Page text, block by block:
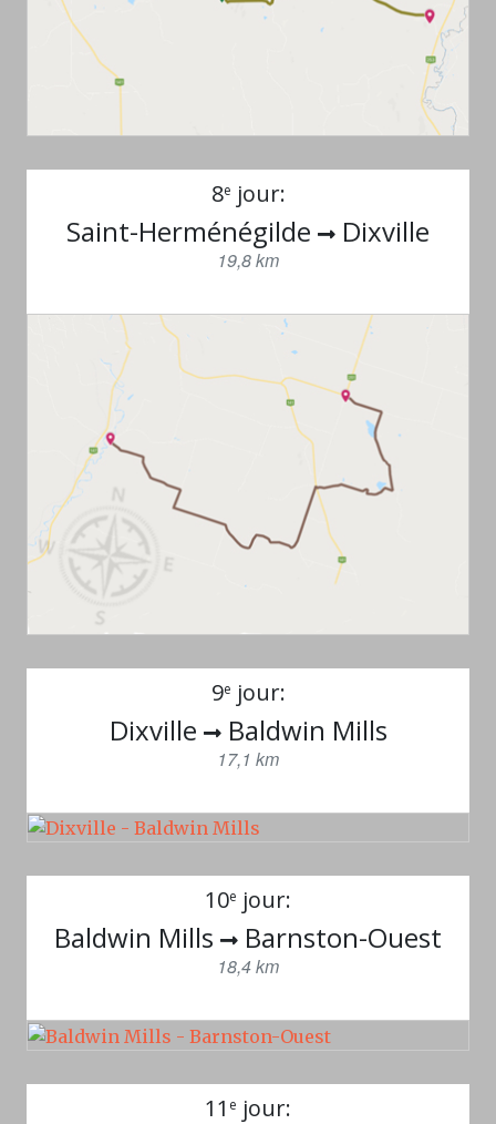
8e jour:
Saint-Herménégilde Dixville
19,8 km
9e jour:
Dixville Baldwin Mills
17,1 km
10e jour:
Baldwin Mills Barnston-Ouest
18,4 km
11 e jour: